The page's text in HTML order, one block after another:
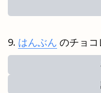
はんぶん のチョコ